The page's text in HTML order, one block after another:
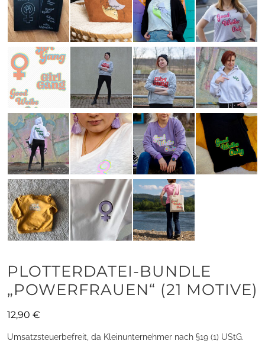
PLOTTERDATEI-BUNDLE
„POWERFRAUEN“ (21 MOTIVE)
12,90 €
Umsatzsteuerbefreit, da Kleinunternehmer nach §19 (1) UStG.